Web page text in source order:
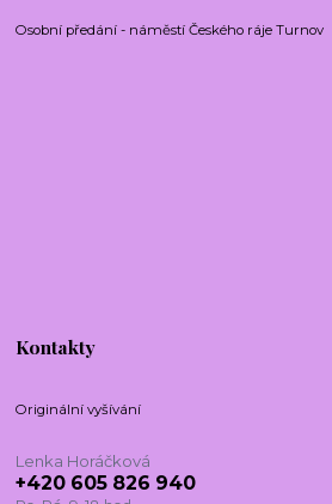
Osobní předání - náměstí Českého ráje Turnov
Kontakty
Originální vyšívání
Lenka Horáčková
+420 605 826 940